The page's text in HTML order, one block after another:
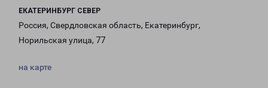
ЕКАТЕРИНБУРГ СЕВЕР
Россия, Свердловская область, Екатеринбург,
Норильская улица, 77
на карте